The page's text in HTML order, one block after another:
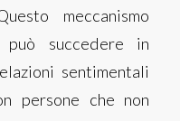
meccanismo
succedere in
sentimentali
persone che non